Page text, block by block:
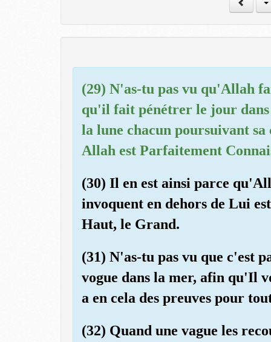
(29) N'as-tu pas vu qu'Allah
qu'il fait pénétrer le jour
la lune chacun poursuivant
Allah est Parfaitement
(30) Il en est ainsi parce
invoquent en dehors de Lui
Haut, le Grand.
(31) N'as-tu pas vu que c'est
vogue dans la mer, afin qu'Il
a en cela des preuves pour
(32) Quand une vague les